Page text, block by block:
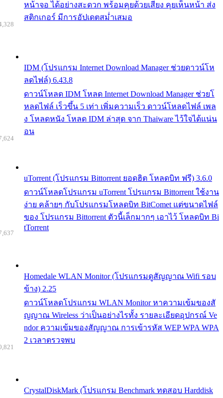
หน้าจอ ได้อย่างสะดวก พร้อมคุยด้วยเสียง คุยเห็นหน้า ส่ง
สติกเกอร์ มีการอัปเดตสม่ำเสมอ
IDM (โปรแกรม Internet Download Manager ช่วยดาวน์โห
ลดไฟล์) 6.43.8
ดาวน์โหลด IDM โหลด Internet Download Manager ช่วยโ
หลดไฟล์ เร็วขึ้น 5 เท่า เพิ่มความเร็ว ดาวน์โหลดไฟล์ เพล
ง โหลดหนัง โหลด IDM ล่าสุด จาก Thaiware ไว้ใจได้แน่น
อน
uTorrent (โปรแกรม Bittorrent ยอดฮิต โหลดบิท ฟรี) 3.6.0
ดาวน์โหลดโปรแกรม uTorrent โปรแกรม Bittorrent ใช้งาน
ง่าย คล้ายๆ กับโปรแกรมโหลดบิท BitComet แต่ขนาดไฟล์
ของ โปรแกรม Bittorrent ตัวนี้เล็กมากๆ เอาไว้ โหลดบิท Bi
tTorrent
Homedale WLAN Monitor (โปรแกรมดูสัญญาณ Wifi รอบ
ข้าง) 2.25
ดาวน์โหลดโปรแกรม WLAN Monitor หาความเข้มของสั
ญญาณ Wireless ว่าเป็นอย่างไรทั้ง รายละเอียดอุปกรณ์ Ve
ndor ความเข้มของสัญญาณ การเข้ารหัส WEP WPA WPA
2 เวลาตรวจพบ
CrystalDiskMark (โปรแกรม Benchmark ทดสอบ Harddisk